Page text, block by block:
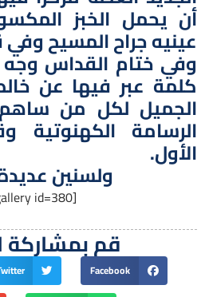
أن يحمل الخبز
عينيه جراح المسيح وفي
وفي ختام القداس وجه
كلمة عبر فيها عن
الجميل لكل من
الرسامة الكهنوتية
الأول.
ولسنين عديدة
[nggallery id=380]
قم بمشاركة
Facebook